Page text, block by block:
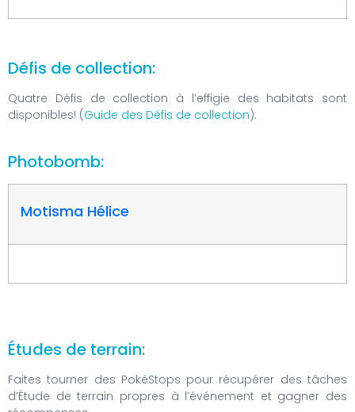
Défis de collection:
Quatre Défis de collection à l’effigie des habitats sont
disponibles! (Guide des Défis de collection).
Photobomb:
Motisma Hélice
Études de terrain:
Faites tourner des PokéStops pour récupérer des tâches
d’Étude de terrain propres à l’événement et gagner des